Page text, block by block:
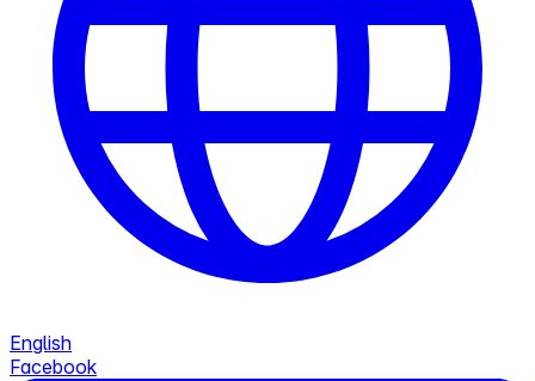
English
Facebook